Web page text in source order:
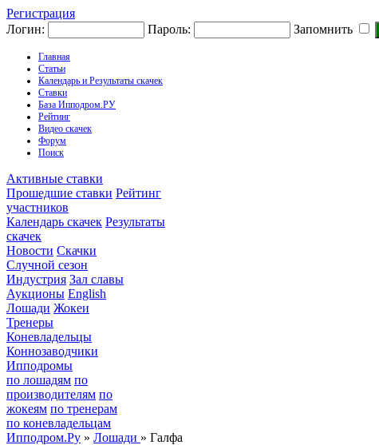
Регистрация
Логин:
Пароль: Запомнить
Главная
Статьи
Календарь и Результаты скачек
Ставки
База Ипподром.РУ
Рейтинг
Видео скачек
Форум
Поиск
Активные ставки
Прошедшие ставки Рейтинг
участников
Календарь скачек Результаты
скачек
Новости Скачки
Случной сезон
Индустрия Зал славы
Аукционы English
Лошади Жокеи
Тренеры
Коневладельцы
Коннозаводчики
Ипподромы
по лошадям по
производителям по
жокеям по тренерам
по коневладельцам
Ипподром.Ру » Лошади » Галфа